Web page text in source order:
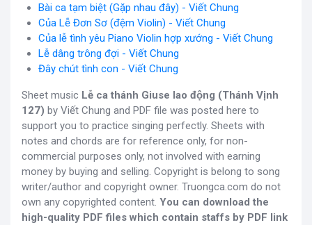
Bài ca tạm biệt (Gặp nhau đây) - Viết Chung
Của Lễ Đơn Sơ (đệm Violin) - Viết Chung
Của lễ tình yêu Piano Violin hợp xướng - Viết Chung
Lễ dâng trông đợi - Viết Chung
Đây chút tình con - Viết Chung
Sheet music Lễ ca thánh Giuse lao động (Thánh Vịnh
127) by Viết Chung and PDF file was posted here to
support you to practice singing perfectly. Sheets with
notes and chords are for reference only, for non-
commercial purposes only, not involved with earning
money by buying and selling. Copyright is belong to song
writer/author and copyright owner. Truongca.com do not
own any copyrighted content. You can download the
high-quality PDF files which contain staffs by PDF link